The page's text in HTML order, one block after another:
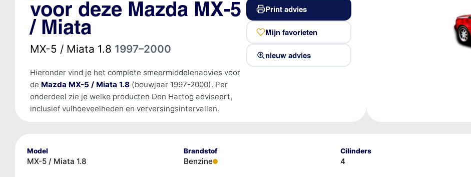
voor deze Mazda MX-5
/ Miata
MX-5 / Miata 1.8 1997–2000
Hieronder vind je het complete smeermiddelenadvies voor
de Mazda MX-5 / Miata 1.8(bouwjaar 1997-2000). Per
onderdeel zie je welke producten Den Hartog adviseert,
inclusief vulhoeveelheden en verversingsintervallen.
Print advies
Mijn favorieten
nieuw advies
Model
MX-5 / Miata 1.8
Brandstof
Benzine
Cilinders
4